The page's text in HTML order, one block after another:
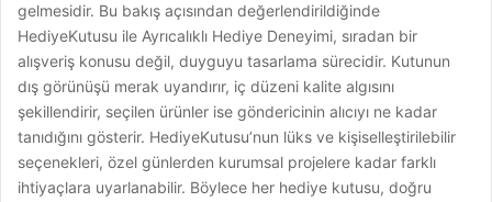
gelmesidir. Bu bakış açısından değerlendirildiğinde
HediyeKutusu ile Ayrıcalıklı Hediye Deneyimi, sıradan bir
alışveriş konusu değil, duyguyu tasarlama sürecidir. Kutunun
dış görünüşü merak uyandırır, iç düzeni kalite algısını
şekillendirir, seçilen ürünler ise göndericinin alıcıyı ne kadar
tanıdığını gösterir. HediyeKutusu’nun lüks ve kişiselleştirilebilir
seçenekleri, özel günlerden kurumsal projelere kadar farklı
ihtiyaçlara uyarlanabilir. Böylece her hediye kutusu, doğru